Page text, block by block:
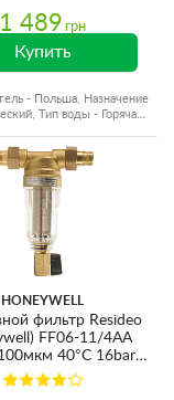
1 489 грн
Купить
- Польша, Назначение
Тип воды - Горячая
HONEYWELL
фильтр Resideo
FF06-11/4AA
40°C 16bar
от механических
примесей)